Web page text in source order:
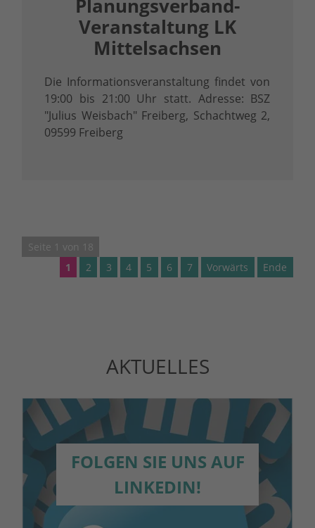
Planungsverband-
Veranstaltung LK
Mittelsachsen
Die Informationsveranstaltung findet von
19:00 bis 21:00 Uhr statt. Adresse: BSZ
"Julius Weisbach" Freiberg, Schachtweg 2,
09599 Freiberg
Seite 1 von 18
1
2 3 4 5 6 7 Vorwärts Ende
AKTUELLES
FOLGEN SIE UNS AUF
LINKEDIN!